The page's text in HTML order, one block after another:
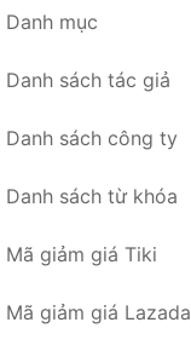
Danh mục
Danh sách tác giả
Danh sách công ty
Danh sách từ khóa
Mã giảm giá Tiki
Mã giảm giá Lazada